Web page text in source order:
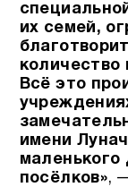
их семей,
количество
Всё это
имени
посёлков»,